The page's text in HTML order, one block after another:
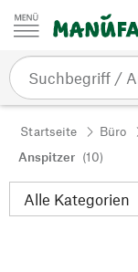
Zum Inhalt springen
Startseite Büro
Anspitzer (10)